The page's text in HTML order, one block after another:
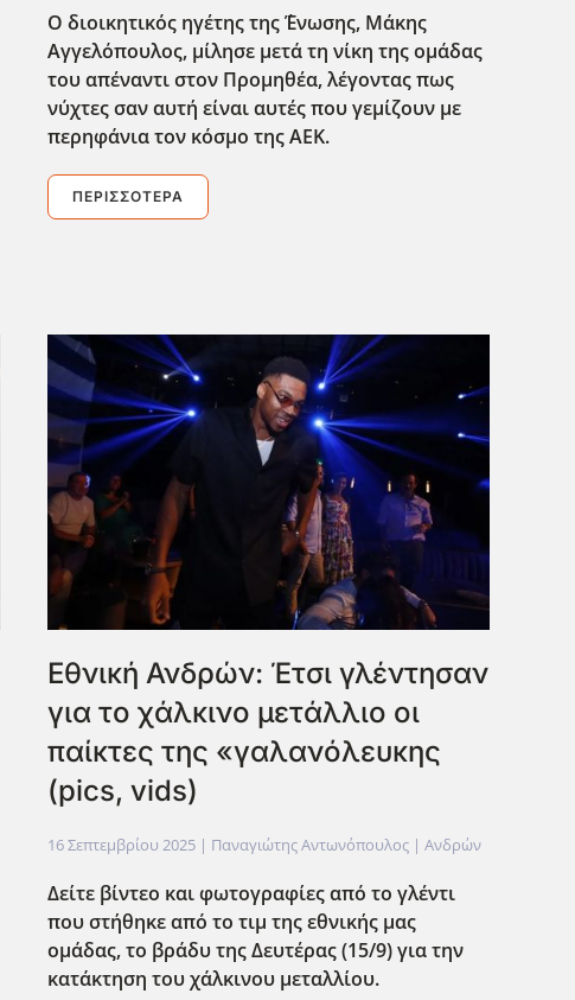
Ο διοικητικός ηγέτης της ΄Ένωσης, Μάκης
Αγγελόπουλος, μίλησε μετά τη νίκη της ομάδας
του απέναντι στον Προμηθέα, λέγοντας πως
νύχτες σαν αυτή είναι αυτές που γεμίζουν με
περηφάνια τον κόσμο της ΑΕΚ.
ΠΕΡΙΣΣΌΤΕΡΑ
Εθνική Ανδρών: Έτσι γλέντησαν
για το χάλκινο μετάλλιο οι
παίκτες της «γαλανόλευκης
(pics, vids)
16 Σεπτεμβρίου 2025| Παναγιώτης Αντωνόπουλος | Ανδρών
Δείτε βίντεο και φωτογραφίες από το γλέντι
που στήθηκε από το τιμ της εθνικής μας
ομάδας, το βράδυ της Δευτέρας (15/9) για την
κατάκτηση του χάλκινου μεταλλίου.